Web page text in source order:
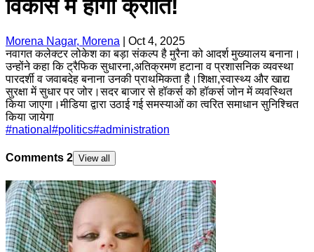
विकास में होगी क्रांति!
Morena Nagar, Morena
Oct 4, 2025
नवागत कलेक्टर लोकेश का बड़ा संकल्प है मुरैना को आदर्श मुख्यालय बनाना।
उन्होंने कहा कि ट्रैफिक सुधारना,अतिक्रमण हटाना व प्रशासनिक व्यवस्था
पारदर्शी व जवाबदेह बनाना उनकी प्राथमिकता है।शिक्षा,स्वास्थ्य और खाद्य
सुरक्षा में सुधार पर जोर।सदर बाजार से हॉकर्स को हॉकर्स जोन में व्यवस्थित
किया जाएगा।मीडिया द्वारा उठाई गई समस्याओं का त्वरित समाधान सुनिश्चित
किया जायेगा
#national #politics#administration
Comments 2 View all